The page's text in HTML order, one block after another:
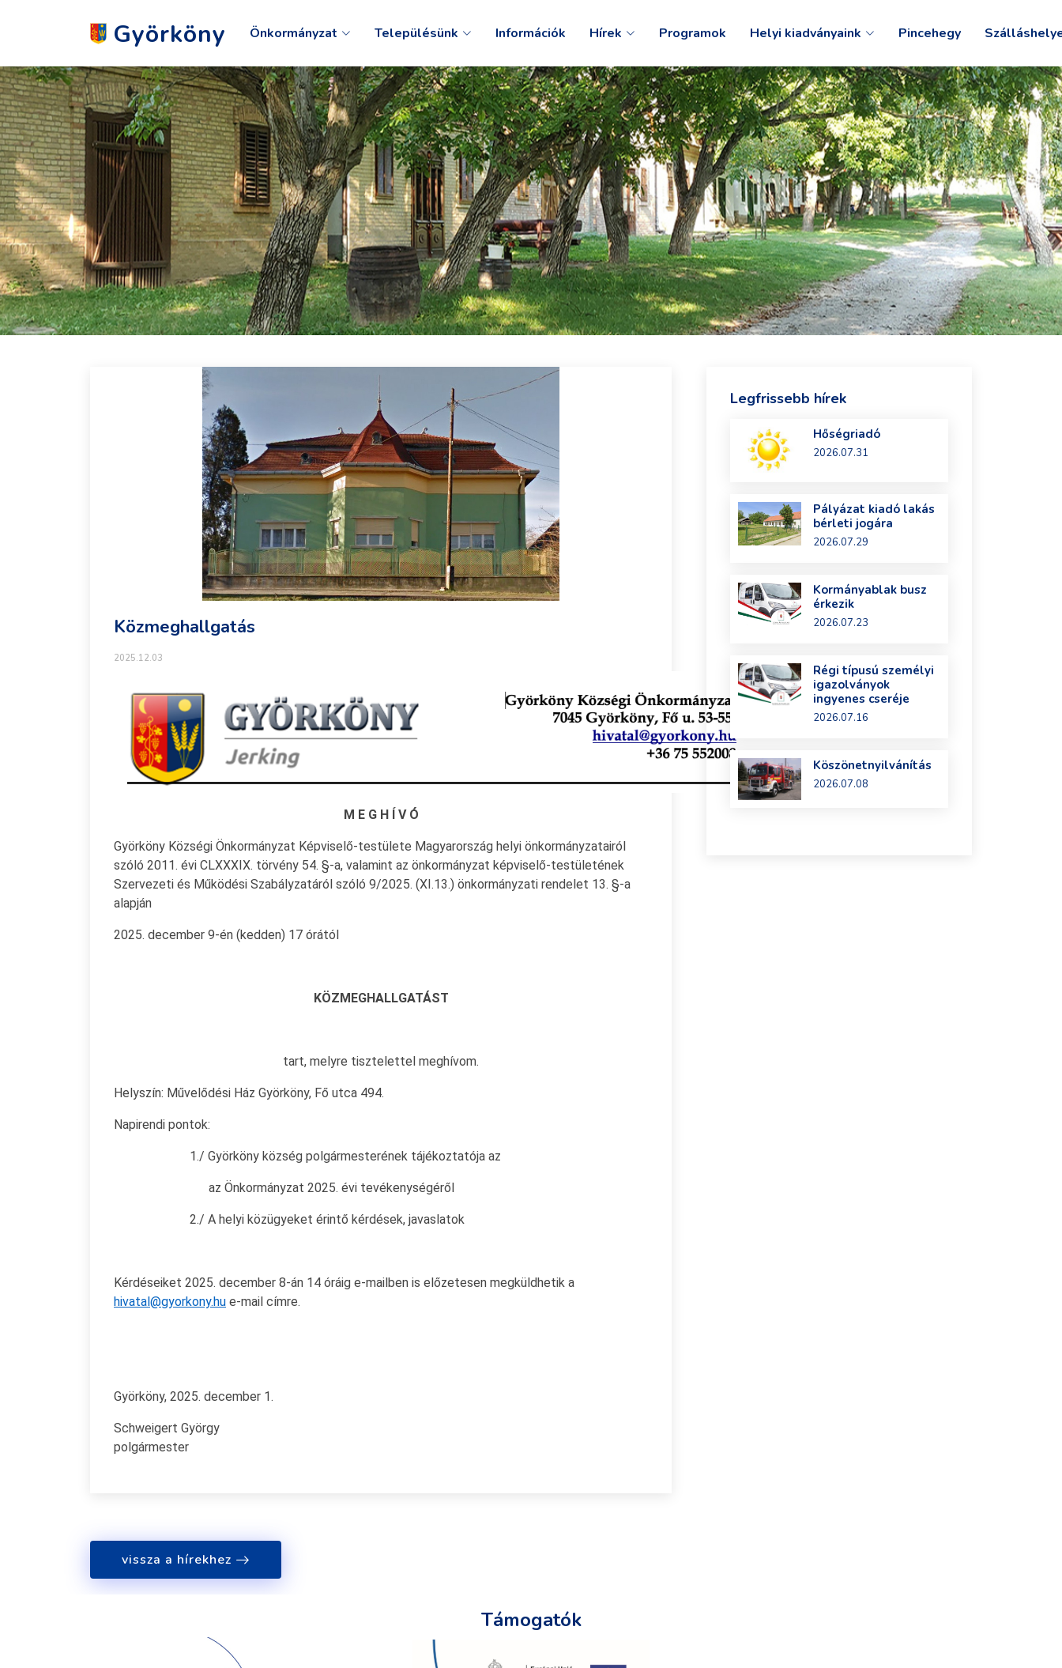
Györköny Önkormányzat Településünk Információk Hírek Programok Helyi kiadványaink Pincehegy
Közmeghallgatás
2025.12.03
M E G H Í V Ó
Györköny Községi Önkormányzat Képviselő-testülete Magyarország helyi önkormányzatairól
szóló 2011. évi CLXXXIX. törvény 54. §-a, valamint az önkormányzat képviselő-testületének
Szervezeti és Működési Szabályzatáról szóló 9/2025. (XI.13.) önkormányzati rendelet 13. §-a
alapján
2025. december 9-én (kedden) 17 órától
KÖZMEGHALLGATÁST
tart, melyre tisztelettel meghívom.
Helyszín: Művelődési Ház Györköny, Fő utca 494.
Napirendi pontok:
1./ Györköny község polgármesterének tájékoztatója az
az Önkormányzat 2025. évi tevékenységéről
2./ A helyi közügyeket érintő kérdések, javaslatok
Kérdéseiket 2025. december 8-án 14 óráig e-mailben is előzetesen megküldhetik a
hivatal@gyorkony.hu e-mail címre.
Györköny, 2025. december 1.
Schweigert György
polgármester
vissza a hírekhez
Legfrissebb hírek
Hőségriadó
2026.07.31
Pályázat kiadó lakás
bérleti jogára
2026.07.29
Kormányablak busz
érkezik
2026.07.23
Régi típusú személyi
igazolványok
ingyenes cseréje
2026.07.16
Köszönetnyilvánítás
2026.07.08
Támogatók